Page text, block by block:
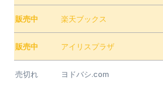
販売中 楽天ブックス
販売中 アイリスプラザ
売切れ ヨドバシ.com